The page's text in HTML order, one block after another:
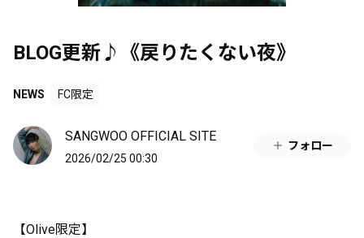
BLOG更新♪《戻りたくない夜》
NEWS FC限定
SANGWOO OFFICIAL SITE
2026/02/25 00:30
フォロー
【Olive限定】